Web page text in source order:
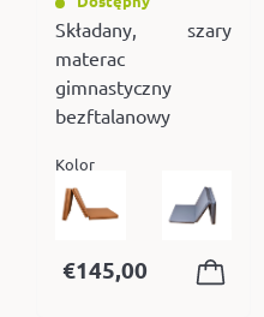
Składany, szary
materac
gimnastyczny
bezftalanowy
Kolor
€145,00